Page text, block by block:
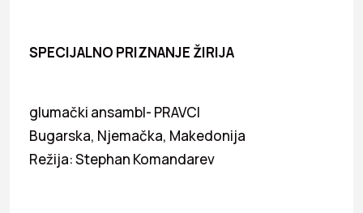
SPECIJALNO PRIZNANJE ŽIRIJA
glumački ansambl- PRAVCI
Bugarska, Njemačka, Makedonija
Režija: Stephan Komandarev